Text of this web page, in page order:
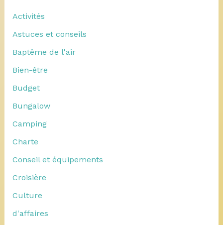
Activités
Astuces et conseils
Baptême de l'air
Bien-être
Budget
Bungalow
Camping
Charte
Conseil et équipements
Croisière
Culture
d'affaires